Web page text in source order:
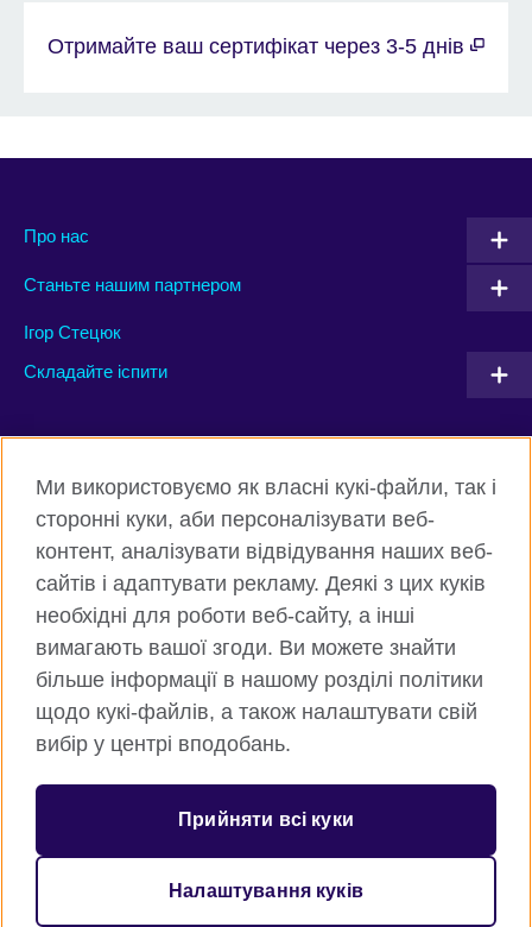
Отримайте ваш сертифікат через 3-5 днів
Про нас
Станьте нашим партнером
Ігор Стецюк
Складайте іспити
Connect with us
Facebook Twitter
Instagram Flickr
TikTok YouTube
Всесвітня Британська Рада
Приватність та умови користування
Куки
© 2026 British Council
Ми використовуємо як власні кукі-файли, так і
сторонні куки, аби персоналізувати веб-
контент, аналізувати відвідування наших веб-
сайтів і адаптувати рекламу. Деякі з цих куків
необхідні для роботи веб-сайту, а інші
вимагають вашої згоди. Ви можете знайти
більше інформації в нашому розділі політики
щодо кукі-файлів, а також налаштувати свій
вибір у центрі вподобань.
Прийняти всі куки
Налаштування куків